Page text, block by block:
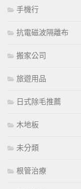
手機行
抗電磁波隔離布
搬家公司
旅遊用品
日式除毛推薦
木地板
未分類
根管治療